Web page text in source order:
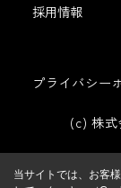
採用情報
プライバシー
(c) 株
当サイトでは、お客